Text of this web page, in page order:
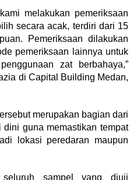
melakukan pemeriksaan
secara acak, terdiri dari 15
Pemeriksaan dilakukan
pemeriksaan lainnya untuk
zat berbahaya,”
di Capital Building Medan,
merupakan bagian dari
guna memastikan tempat
lokasi peredaran maupun
sampel yang diuji